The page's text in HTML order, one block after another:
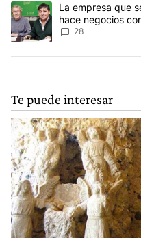
Un artículo de tendencia
La empresa que
hace negocios
28